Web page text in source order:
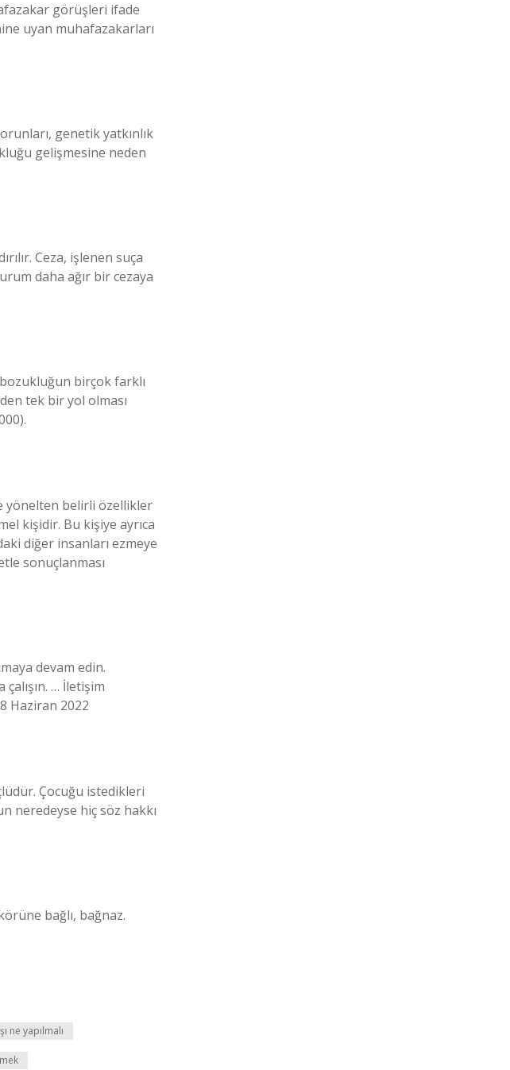
görüşleri ifade
uyan muhafazakarları
genetik yatkınlık
gelişmesine neden
Ceza, işlenen suça
daha ağır bir cezaya
birçok farklı
tek bir yol olması
yönelten belirli özellikler
kişidir. Bu kişiye ayrıca
diğer insanları ezmeye
sonuçlanması
devam edin.
… İletişim
Haziran 2022
Çocuğu istedikleri
neredeyse hiç söz hakkı
bağlı, bağnaz.
ne yapılmalı